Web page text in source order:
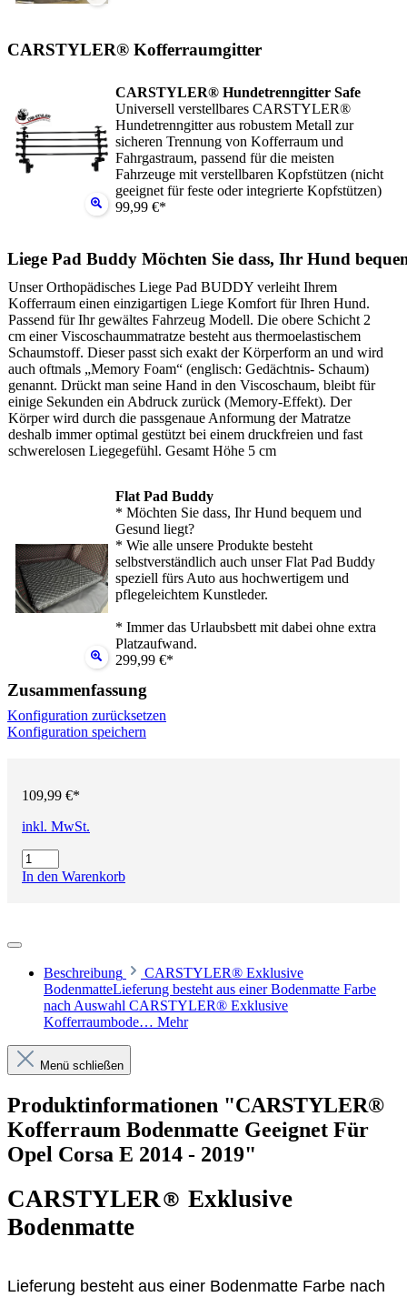
CARSTYLER® Kofferraumgitter
CARSTYLER® Hundetrenngitter Safe
Universell verstellbares CARSTYLER®
Hundetrenngitter aus robustem Metall zur
sicheren Trennung von Kofferraum und
Fahrgastraum, passend für die meisten
Fahrzeuge mit verstellbaren Kopfstützen (nicht
geeignet für feste oder integrierte Kopfstützen)
99,99 €*
Liege Pad Buddy Möchten Sie dass, Ihr Hund
Unser Orthopädisches Liege Pad BUDDY verleiht Ihrem
Kofferraum einen einzigartigen Liege Komfort für Ihren Hund.
Passend für Ihr gewältes Fahrzeug Modell. Die obere Schicht 2
cm einer Viscoschaummatratze besteht aus thermoelastischem
Schaumstoff. Dieser passt sich exakt der Körperform an und wird
auch oftmals „Memory Foam“ (englisch: Gedächtnis- Schaum)
genannt. Drückt man seine Hand in den Viscoschaum, bleibt für
einige Sekunden ein Abdruck zurück (Memory-Effekt). Der
Körper wird durch die passgenaue Anformung der Matratze
deshalb immer optimal gestützt bei einem druckfreien und fast
schwerelosen Liegegefühl. Gesamt Höhe 5 cm
Flat Pad Buddy
* Möchten Sie dass, Ihr Hund bequem und
Gesund liegt?
* Wie alle unsere Produkte besteht
selbstverständlich auch unser Flat Pad Buddy
speziell fürs Auto aus hochwertigem und
pflegeleichtem Kunstleder.
* Immer das Urlaubsbett mit dabei ohne extra
Platzaufwand.
299,99 €*
Zusammenfassung
Konfiguration zurücksetzen
Konfiguration speichern
109,99 €*
inkl. MwSt.
In den Warenkorb
Beschreibung
CARSTYLER® Exklusive
BodenmatteLieferung besteht aus einer Bodenmatte Farbe
nach Auswahl CARSTYLER® Exklusive
Kofferraumbode… Mehr
Menü schließen
Produktinformationen "CARSTYLER®
Kofferraum Bodenmatte Geeignet Für
Opel Corsa E 2014 - 2019"
CARSTYLER® Exklusive
Bodenmatte
Lieferung besteht aus einer Bodenmatte Farbe nach